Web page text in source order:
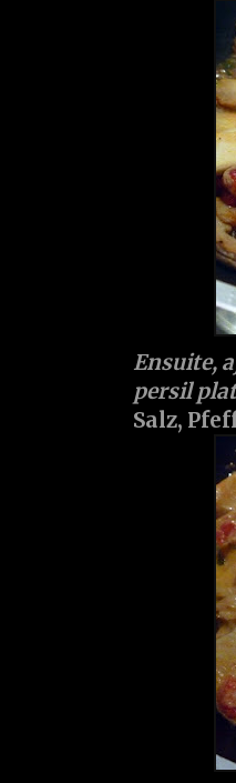
Ensuite,
persil plat
Salz,